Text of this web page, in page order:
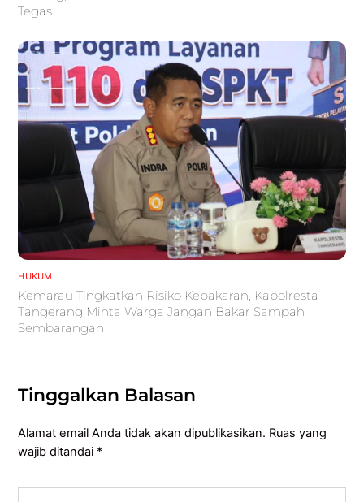
Tegas
HUKUM
Kemarau Tingkatkan Risiko Kebakaran, Kapolresta
Tangerang Minta Warga Jangan Bakar Sampah
Sembarangan
Tinggalkan Balasan
Alamat email Anda tidak akan dipublikasikan. Ruas yang
wajib ditandai *